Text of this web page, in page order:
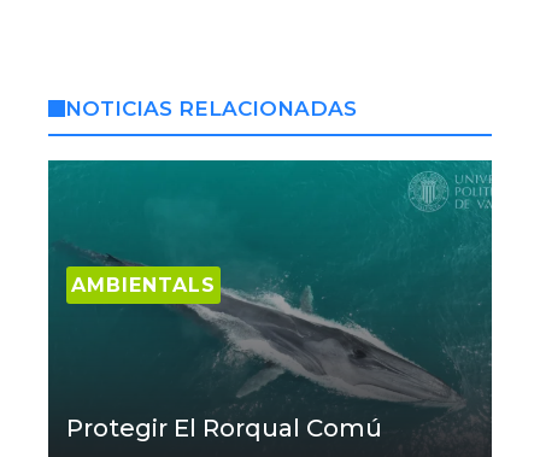
NOTICIAS RELACIONADAS
AMBIENTALS
Protegir El Rorqual Comú